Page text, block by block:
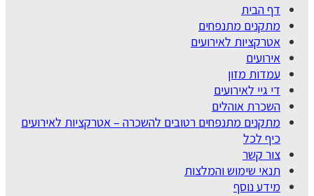
דף הבית
מתקנים מתנפחים
אטרקציות לאירועים
אירועים
עמדות מזון
די גיי לאירועים
השכרת אוהלים
מתקנים מתנפחים רטובים להשכרה – אטרקציות לאירועים
כיף לכל
צור קשר
תנאי שימוש והמלצות
מידע נוסף